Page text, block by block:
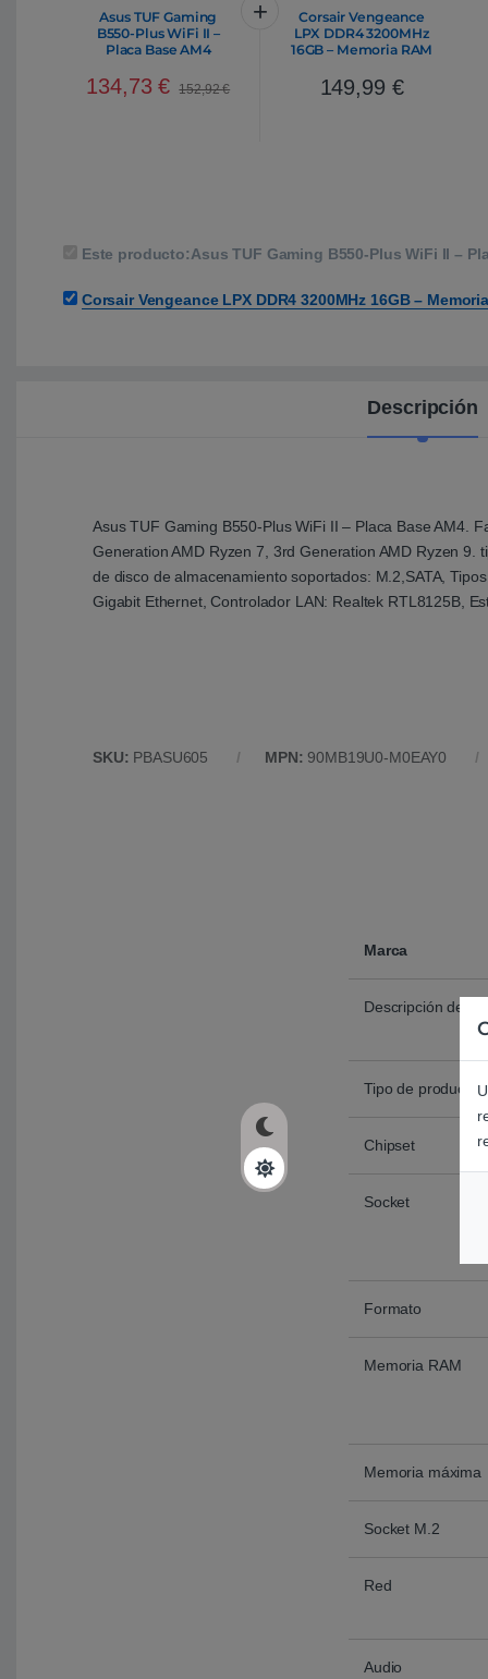
Asus TUF Gaming
B550-Plus WiFi II –
Placa Base AM4
134,73€ 152,92€
Corsair Vengeance
LPX DDR4 3200MHz
16GB – Memoria RAM
149,99 €
Este producto:Asus TUF Gaming B550-Plus WiFi II –
Corsair Vengeance LPX DDR4 3200MHz 16GB –
Descripción
Asus TUF Gaming B550-Plus WiFi II – Placa Base AM4.
Generation AMD Ryzen 7, 3rd Generation AMD Ryzen
de disco de almacenamiento soportados: M.2,SATA,
Gigabit Ethernet, Controlador LAN: Realtek RTL8125B,
SKU: PBASU605 MPN: 90MB19U0-M0EAY0
Marca
Descripción del
Tipo de producto
Chipset
Socket
Formato
Memoria RAM
Memoria máxima
Socket M.2
Red
Audio